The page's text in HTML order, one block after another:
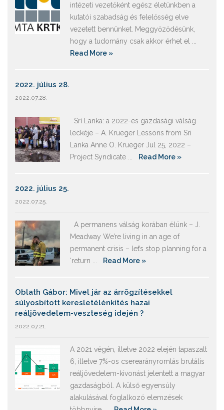
intézeti vezetőként egész életünkben a
kutatói szabadság és felelősség elve
vezetett bennünket. Meggyőződésünk,
hogy a tudomány csak akkor érhet el ...
Read More »
2022. július 28.
2022.07.28.
Srí Lanka: a 2022-es gazdasági válság
leckéje – A. Krueger Lessons from Sri
Lanka Anne O. Krueger Jul 25, 2022 –
Project Syndicate ...
Read More »
2022. július 25.
2022.07.25.
A permanens válság korában élünk – J.
Meadway We’re living in an age of
permanent crisis – let’s stop planning for a
‘return ...
Read More »
Oblath Gábor: Mivel jár az árrögzítésekkel
súlyosbított keresletélénkítés hazai
reáljövedelem-veszteség idején ?
2022.07.21.
A 2021 végén, illetve 2022 elején tapaszalt
6, illetve 7%-os cserearányromlás brutális
reáljövedelem-kivonást jelentett a magyar
gazdaságból. A külső egyensúly
alakulásával foglalkozó elemzések